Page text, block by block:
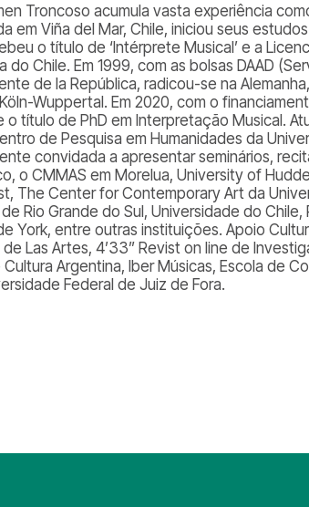
Troncoso acumula vasta experiência
em Viña del Mar, Chile, iniciou seus
o título de ‘Intérprete Musical’ e a
do Chile. Em 1999, com as bolsas DAAD
de la República, radicou-se na
Wuppertal. Em 2020, com o
título de PhD em Interpretação Musical.
de Pesquisa em Humanidades da
convidada a apresentar seminários,
o CMMAS em Morelua, University of
The Center for Contemporary Art da
Rio Grande do Sul, Universidade do
York, entre outras instituições. Apoio
Las Artes, 4’33” Revist on line de
Argentina, Iber Músicas, Escola de
Federal de Juiz de Fora.